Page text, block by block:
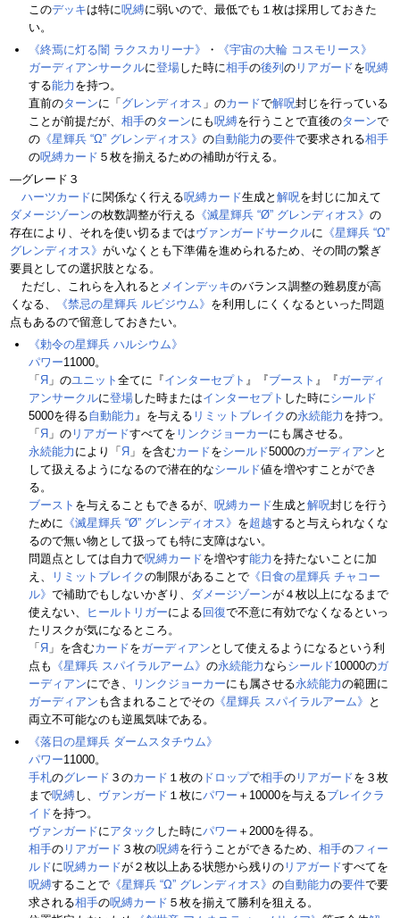
このデッキは特に呪縛に弱いので、最低でも１枚は採用しておきた
い。
《終焉に灯る闇 ラクスカリーナ》
・
《宇宙の大輪 コスモリース》
ガーディアンサークルに登場した時に相手の後列 の リアガードを呪縛
する能力 を持つ。
直前のターンに「 グレンディオス 」のカードで解呪封じを行っている
ことが前提だが、 相手のターンにも呪縛を行うことで直後のターンで
の 《星輝兵 “Ω” グレンディオス》 の自動能力の要件で要求される相手
の呪縛カード ５枚を揃えるための補助が行える。
―グレード３
ハーツカードに関係なく行える呪縛カード生成と 解呪を封じに加えて
ダメージゾーンの枚数調整が行える 《滅星輝兵 “Ø” グレンディオス》 の
存在により、それを使い切るまではヴァンガードサークルに 《星輝兵 “Ω”
グレンディオス》 がいなくとも下準備を進められるため、その間の繋ぎ
要員としての選択肢となる。
ただし、これらを入れると メインデッキのバランス調整の難易度が高
くなる、
《禁忌の星輝兵 ルビジウム》 を利用しにくくなるといった問題
点もあるので留意しておきたい。
《勅令の星輝兵 ハルシウム》
パワー11000。
「 Я 」のユニット 全てに『インターセプト 』『ブースト 』『ガーディ
アンサークルに登場した時またはインターセプト した時にシールド
5000を得る自動能力 』を与える リミットブレイクの永続能力 を持つ。
「 Я 」の リアガードすべてを リンクジョーカーにも属させる。
永続能力 により「 Я 」を含むカードをシールド5000のガーディアン と
して扱えるようになるので潜在的なシールド値を増やすことができ
る。
ブースト を与えることもできるが、 呪縛カード生成と 解呪封じを行う
ために 《滅星輝兵 “Ø” グレンディオス》 を超越すると与えられなくな
るので無い物として扱っても特に支障はない。
問題点としては自力で呪縛カードを増やす能力 を持たないことに加
え、
リミットブレイクの制限があることで 《日食の星輝兵 チャコー
ル》 で補助でもしないかぎり、 ダメージゾーンが４枚以上になるまで
使えない、
ヒールトリガーによる 回復で不意に有効でなくなるといっ
たリスクが気になるところ。
「 Я 」を含むカードをガーディアン として使えるようになるという利
点も 《星輝兵 スパイラルアーム》 の永続能力なら シールド10000のガ
ーディアンにでき、 リンクジョーカーにも属させる永続能力の範囲に
ガーディアン も含まれることでその 《星輝兵 スパイラルアーム》 と
両立不可能なのも逆風気味である。
《落日の星輝兵 ダームスタチウム》
パワー11000。
手札のグレード ３のカード １枚の ドロップで相手の リアガードを３枚
まで呪縛し、 ヴァンガード １枚にパワー ＋10000を与えるブレイクラ
イドを持つ。
ヴァンガードにアタック した時にパワー ＋2000を得る。
相手の リアガード ３枚の呪縛を行うことができるため、 相手のフィー
ルドに呪縛カードが２枚以上ある状態から残りの リアガードすべてを
呪縛することで 《星輝兵 “Ω” グレンディオス》 の自動能力の要件で要
求される相手の呪縛カード ５枚を揃えて勝利を狙える。